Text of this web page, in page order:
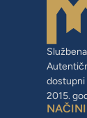
dostupni
2015.